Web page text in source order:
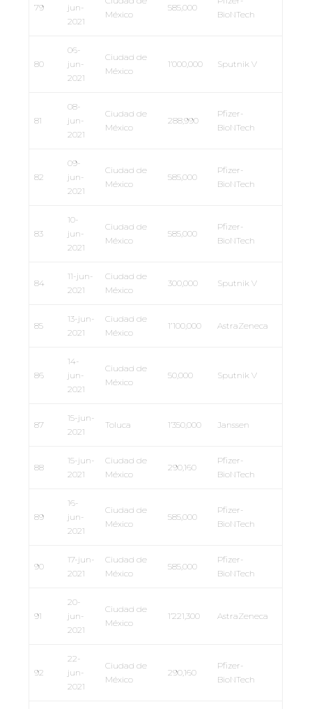
79
jun-
2021
México
585,000
BioNTech
80
06-
jun-
2021
Ciudad de
México
1’000,000 Sputnik V
81
08-
jun-
2021
Ciudad de
México
288,990
Pfizer-
BioNTech
82
09-
jun-
2021
Ciudad de
México
585,000
Pfizer-
BioNTech
83
10-
jun-
2021
Ciudad de
México
585,000
Pfizer-
BioNTech
84
11-jun-
2021
Ciudad de
México
300,000 Sputnik V
85
13-jun-
2021
Ciudad de
México
1’100,000 AstraZeneca
86
14-
jun-
2021
Ciudad de
México
50,000 Sputnik V
87
15-jun-
2021
Toluca 1’350,000 Janssen
88
15-jun-
2021
Ciudad de
México
290,160
Pfizer-
BioNTech
89
16-
jun-
2021
Ciudad de
México
585,000
Pfizer-
BioNTech
90
17-jun-
2021
Ciudad de
México
585,000
Pfizer-
BioNTech
91
20-
jun-
2021
Ciudad de
México
1’221,300 AstraZeneca
92
22-
jun-
2021
Ciudad de
México
290,160
Pfizer-
BioNTech